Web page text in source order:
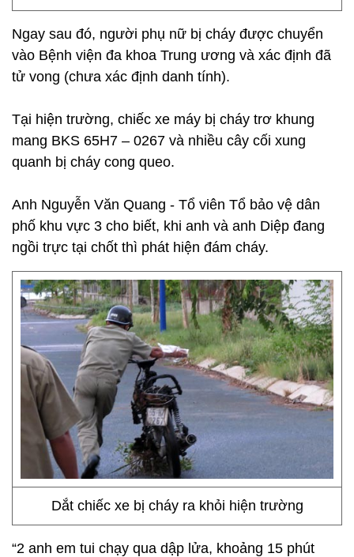
Ngay sau đó, người phụ nữ bị cháy được chuyển
vào Bệnh viện đa khoa Trung ương và xác định đã
tử vong (chưa xác định danh tính).
Tại hiện trường, chiếc xe máy bị cháy trơ khung
mang BKS 65H7 – 0267 và nhiều cây cối xung
quanh bị cháy cong queo.
Anh Nguyễn Văn Quang - Tổ viên Tổ bảo vệ dân
phố khu vực 3 cho biết, khi anh và anh Diệp đang
ngồi trực tại chốt thì phát hiện đám cháy.
Dắt chiếc xe bị cháy ra khỏi hiện trường
“2 anh em tui chạy qua dập lửa, khoảng 15 phút